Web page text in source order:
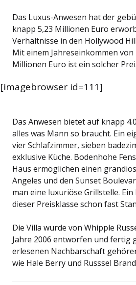
Das Luxus-Anwesen hat der
knapp 5,23 Millionen Euro
Verhältnisse in den Hollywood
Mit einem Jahreseinkommen von
Millionen Euro ist ein solcher
[imagebrowser id=111]
Das Anwesen bietet auf knapp
alles was Mann so braucht. Ein
vier Schlafzimmer, sieben
exklusive Küche. Bodenhohe
Haus ermöglichen einen
Angeles und den Sunset
man eine luxuriöse Grillstelle.
dieser Preisklasse schon fast
Die Villa wurde von Whipple
Jahre 2006 entworfen und fertig
erlesenen Nachbarschaft
wie Hale Berry und Russsel